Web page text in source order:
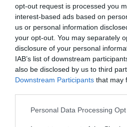
opt-out request is processed you
interest-based ads based on
us or personal information
your opt-out. You may separately
disclosure of your personal
IAB’s list of downstream
also be disclosed by us to third
Downstream Participants that may
Please note that this website/app
Personal Data Processing